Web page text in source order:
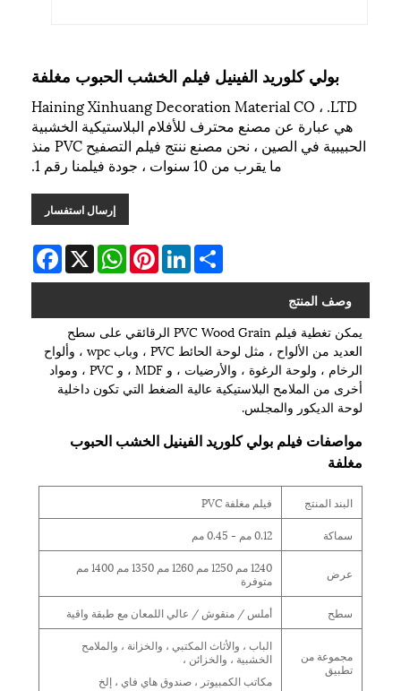
بولي كلوريد الفينيل فيلم الخشب الحبوب مغلفة
Haining Xinhuang Decoration Material CO ، .LTD
هي عبارة عن مصنع محترف للأفلام البلاستيكية الخشبية
الحبيبية في الصين ، نحن مصنع ننتج فيلم التصفيح PVC منذ
ما يقرب من 10 سنوات ، جودة فيلمنا رقم 1.
إرسال استفسار
Facebook X
WhatsAppPinterestLinkedInShare
وصف المنتج
يمكن تغطية فيلم PVC Wood Grain الرقائقي على سطح
العديد من الألواح ، مثل لوحة الحائط PVC ، وباب wpc ، وألواح
الرخام ، ولوحة الرغوة ، والأرضيات ، و MDF ، و PVC ، ومواد
أخرى من الملامح البلاستيكية عالية الضغط التي تكون داخلية
لوحة الديكور والمجلس.
مواصفات فيلم بولي كلوريد الفينيل الخشب الحبوب
مغلفة
البند المنتج
فيلم مغلفة PVC
سماكة
0.12 مم - 0.45 مم
عرض 1240 مم 1250 مم 1260 مم 1350 مم 1400 مم
متوفرة
سطح
أملس / منقوش / عالي اللمعان مع طبقة واقية
مجموعة من
تطبيق
الباب ، والأثاث المكتبي ، والخزانة ، والملامح
الخشبية ، والخزائن ،
مكاتب الكمبيوتر ، صندوق هاي فاي ، إلخ